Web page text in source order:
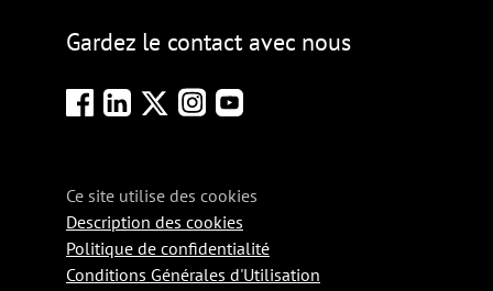
Gardez le contact avec nous
Ce site utilise des cookies
Description des cookies
Politique de confidentialité
Conditions Générales d'Utilisation